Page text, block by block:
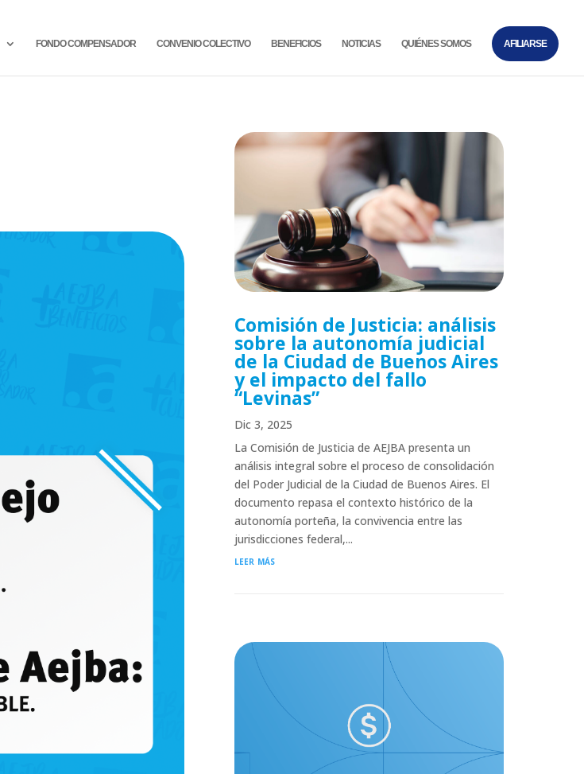
FONDO COMPENSADOR CONVENIO COLECTIVO BENEFICIOS NOTICIAS QUIÉNES SOMOS AFILIARSE
Comisión de Justicia: análisis
sobre la autonomía judicial
de la Ciudad de Buenos Aires
y el impacto del fallo
“Levinas”
Dic 3, 2025
La Comisión de Justicia de AEJBA presenta un
análisis integral sobre el proceso de consolidación
del Poder Judicial de la Ciudad de Buenos Aires. El
documento repasa el contexto histórico de la
autonomía porteña, la convivencia entre las
jurisdicciones federal,...
leer más